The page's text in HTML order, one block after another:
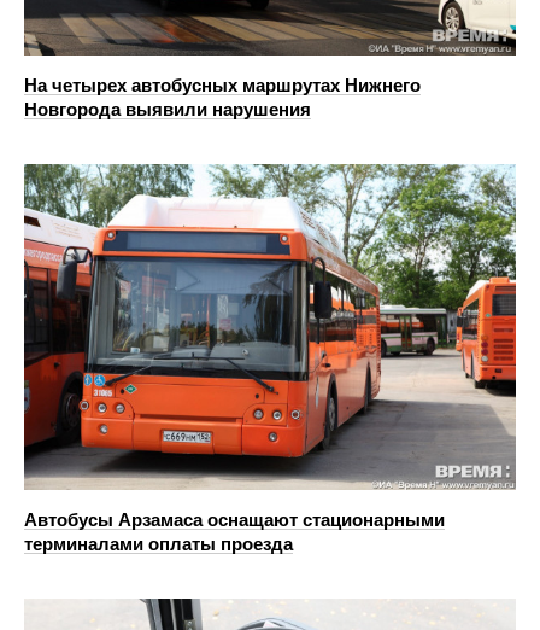
На четырех автобусных маршрутах Нижнего
Новгорода выявили нарушения
Автобусы Арзамаса оснащают стационарными
терминалами оплаты проезда